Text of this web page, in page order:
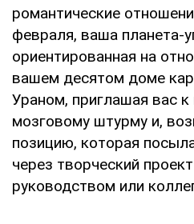
романтические
февраля, ваша планета-
ориентированная на
вашем десятом доме
Ураном, приглашая вас к
мозговому штурму и,
позицию, которая
через творческий
руководством или